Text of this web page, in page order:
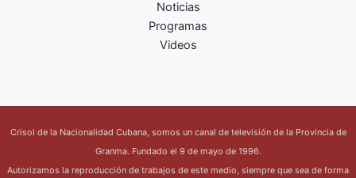
Noticias
Programas
Videos
Crisol de la Nacionalidad Cubana, somos un canal de televisión de la Provincia de
Granma. Fundado el 9 de mayo de 1996.
Autorizamos la reproducción de trabajos de este medio, siempre que sea de forma